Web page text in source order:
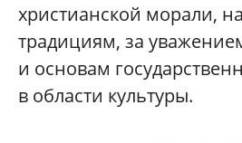
христианской морали,
традициям, за
и основам
в области культуры.